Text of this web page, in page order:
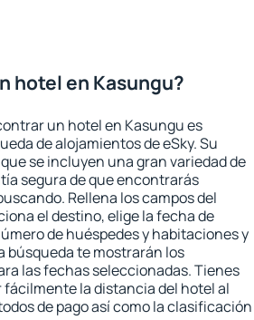
hotel en Kasungu?
un hotel en Kasungu es
de alojamientos de eSky. Su
se incluyen una gran variedad de
segura de que encontrarás
Rellena los campos del
el destino, elige la fecha de
de huéspedes y habitaciones y
búsqueda te mostrarán los
las fechas seleccionadas. Tienes
fácilmente la distancia del hotel al
de pago así como la clasificación